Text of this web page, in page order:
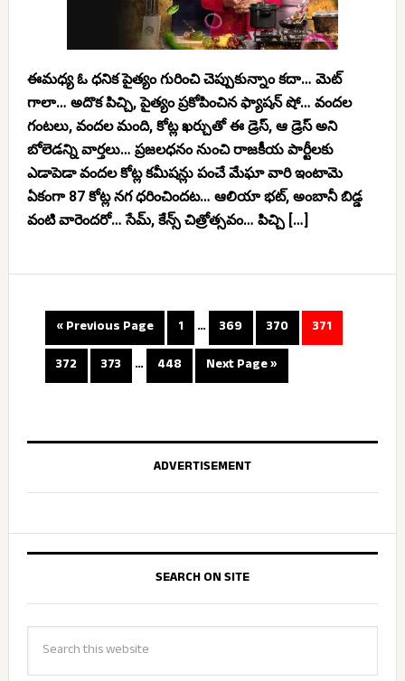
ఈమధ్య ఓ ధనిక పైత్యం గురించి చెప్పుకున్నాం కదా… మెట్
గాలా… అదొక పిచ్చి, పైత్యం ప్రకోపించిన ఫ్యాషన్ షో… వందల
గంటలు, వందల మంది, కోట్ల ఖర్చుతో ఈ డ్రెస్, ఆ డ్రెస్ అని
బోలెడన్ని వార్తలు… ప్రజలధనం నుంచి రాజకీయ పార్టీలకు
ఎడాపెడా వందల కోట్ల కమీషన్లు పంచే మేఘా వారి ఇంటామె
ఏకంగా 87 కోట్ల నగ ధరించిందట… ఆలియా భట్, అంబానీ బిడ్డ
వంటి వారెందరో… సేమ్, కేన్స్ చిత్రోత్సవం… పిచ్చి […]
« Previous Page 1 … 369 370
371
372
373 … 448 Next Page »
ADVERTISEMENT
SEARCH ON SITE